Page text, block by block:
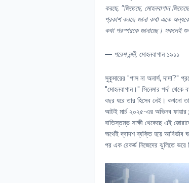
করছে, "জিতেছে, মোহনবাগান
প্রকাশ করছে জানা কথা একে
কথা পরস্পরকে জানাচ্ছে। সকলেই
— পরেশ নন্দী, মোহনবাগান ১৯১১
সুকুমারের "পাস না অনার্স, দাদা?"
"মোহনবাগান।" সিনেমার পর্দা
বছর ধরে তার হিসেব নেই। কখনো
আটই মার্চ ২০২৫-এর অভিনব ফায়ার
বাতিস্তম্ভ সাক্ষী থেকেছে এই
অর্থেই দ্বাদশ ব্যক্তি হয়ে
পর এক রেকর্ড নিজেদের ঝুলিতে ভরে